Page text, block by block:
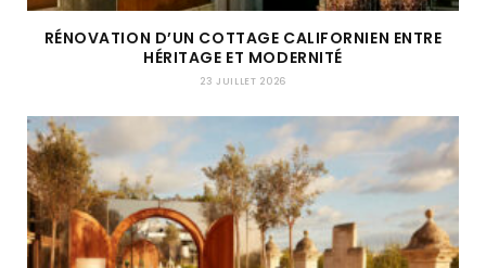
RÉNOVATION D’UN COTTAGE CALIFORNIEN ENTRE
HÉRITAGE ET MODERNITÉ
23 JUILLET 2026